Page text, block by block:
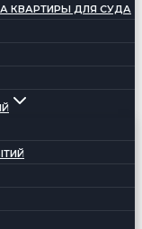
КВАРТИРЫ ДЛЯ СУДА